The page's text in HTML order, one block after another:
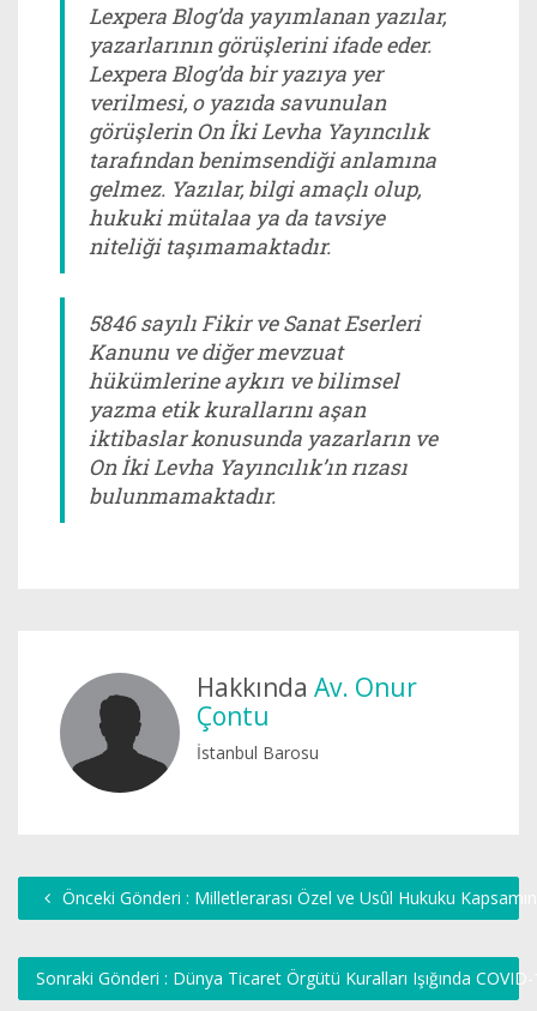
Lexpera Blog’da yayımlanan yazılar,
yazarlarının görüşlerini ifade eder.
Lexpera Blog’da bir yazıya yer
verilmesi, o yazıda savunulan
görüşlerin On İki Levha Yayıncılık
tarafından benimsendiği anlamına
gelmez. Yazılar, bilgi amaçlı olup,
hukuki mütalaa ya da tavsiye
niteliği taşımamaktadır.
5846 sayılı Fikir ve Sanat Eserleri
Kanunu ve diğer mevzuat
hükümlerine aykırı ve bilimsel
yazma etik kurallarını aşan
iktibaslar konusunda yazarların ve
On İki Levha Yayıncılık’ın rızası
bulunmamaktadır.
Hakkında Av. Onur
Çontu
İstanbul Barosu
Önceki Gönderi : Milletlerarası Özel ve Usûl Hukuku
Sonraki Gönderi : Dünya Ticaret Örgütü Kuralları Işığında